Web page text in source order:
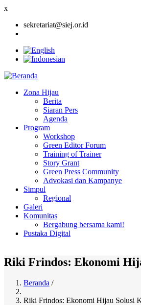
x
sekretariat@siej.or.id
navigation
Zona Hijau
Berita
Siaran Pers
Agenda
Program
Workshop
Green Editor Forum
Training of Trainer
Story Grant
Green Press Community
Advokasi dan Kampanye
Simpul
Regional
Galeri
Komunitas
Bergabung bersama kami!
Pustaka Digital
Riki Frindos: Ekonomi
Breadcrumb
Beranda /
Riki Frindos: Ekonomi Hijau Solusi